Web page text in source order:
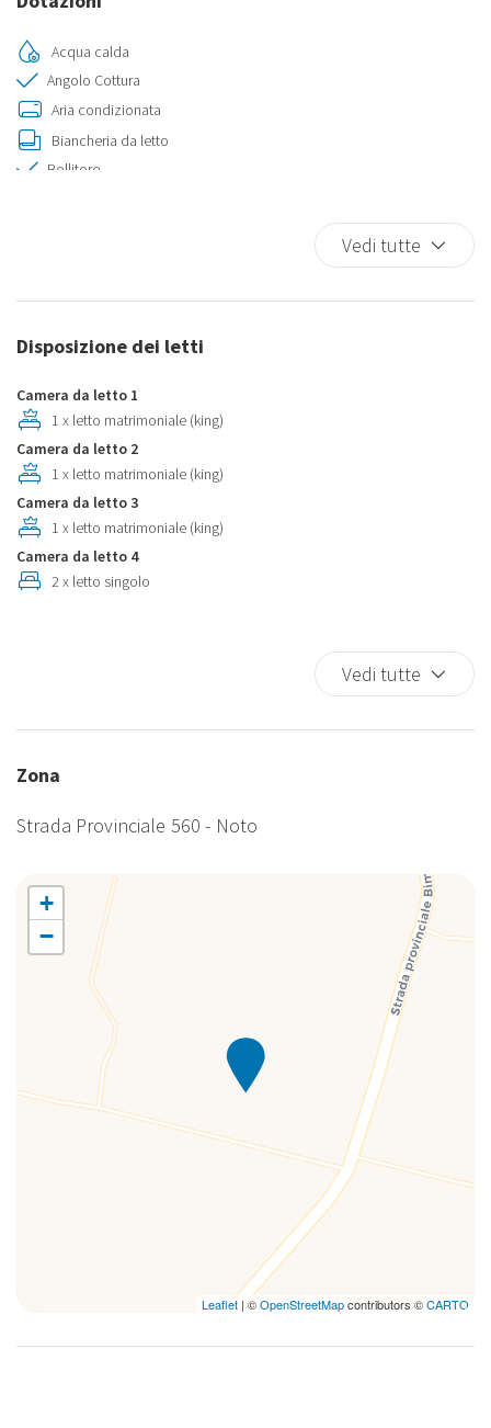
Acqua calda
Angolo Cottura
Aria condizionata
Biancheria da letto
Bollitore
Ferro da stiro
Fornelli
Forno
Frigorifero
Giardino
Internet wireless
Lavatrice
Letti Doppi
Macchina Caffè
Non Fumatori
Occorrente essenziale
Outdoor Dining Area
Piatti e ciotole
Riscaldamento / Condizionatore autonomo
Vedi tutte
Disposizione dei letti
Camera da letto 1
1 x letto matrimoniale (king)
Camera da letto 2
1 x letto matrimoniale (king)
Camera da letto 3
1 x letto matrimoniale (king)
Camera da letto 4
2 x letto singolo
Vedi tutte
Zona
Strada Provinciale 560 - Noto
+
−
Leaflet | ©OpenStreetMapcontributors ©CARTO